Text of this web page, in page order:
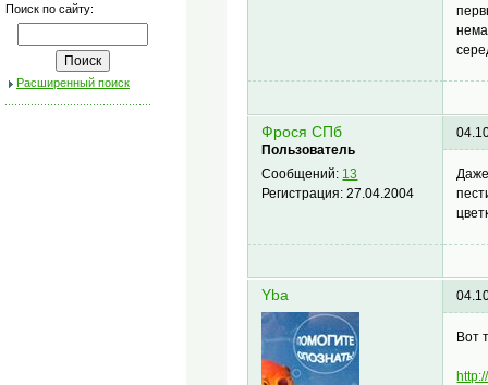
Поиск по сайту:
Расширенный поиск
Фрося СПб
Пользователь
Сообщений: 13
Регистрация:27.04.2004
Yba
Вот